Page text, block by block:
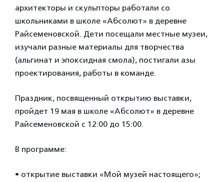
архитекторы и скульпторы работали со
школьниками в школе «Абсолют» в деревне
Райсеменовской. Дети посещали местные музеи,
изучали разные материалы для творчества
(альгинат и эпоксидная смола), постигали азы
проектирования, работы в команде.
Праздник, посвященный открытию выставки,
пройдет 19 мая в школе «Абсолют» в деревне
Райсеменовской с 12:00 до 15:00.
В программе:
• открытие выставки «Мой музей настоящего»;